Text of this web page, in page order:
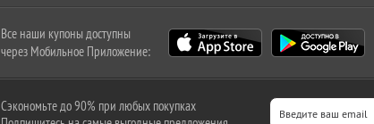
Все наши купоны доступны
через Мобильное Приложение:
Сэкономьте до 90% при любых покупках